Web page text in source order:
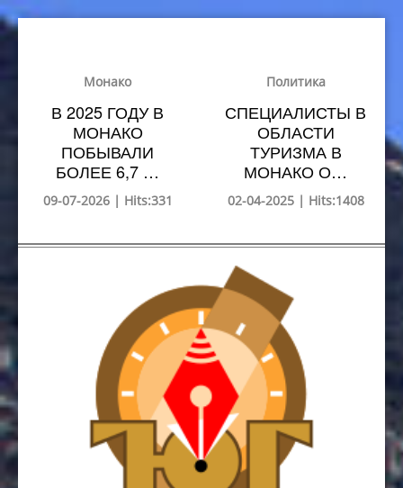
Монако
В 2025 ГОДУ В
МОНАКО
ПОБЫВАЛИ
БОЛЕЕ 6,7 …
09-07-2026 | Hits:331
Политика
СПЕЦИАЛИСТЫ В
ОБЛАСТИ
ТУРИЗМА В
МОНАКО О…
02-04-2025 | Hits:1408